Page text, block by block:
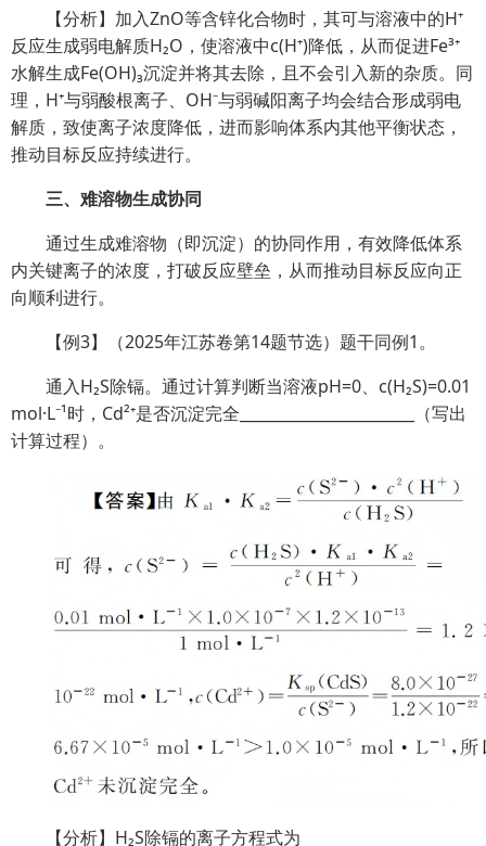
【分析】加入ZnO等含锌化合物时，其可与溶液中的H⁺
反应生成弱电解质H₂O，使溶液中c(H⁺)降低，从而促进Fe³⁺
水解生成Fe(OH)₃沉淀并将其去除，且不会引入新的杂质。同
理，H⁺与弱酸根离子、OH⁻与弱碱阳离子均会结合形成弱电
解质，致使离子浓度降低，进而影响体系内其他平衡状态，
推动目标反应持续进行。
三、难溶物生成协同
通过生成难溶物（即沉淀）的协同作用，有效降低体系
内关键离子的浓度，打破反应壁垒，从而推动目标反应向正
向顺利进行。
【例3】（2025年江苏卷第14题节选）题干同例1。
通入H₂S除镉。通过计算判断当溶液pH=0、c(H₂S)=0.01
mol·L⁻¹时，Cd²⁺是否沉淀完全_______________________（写出
计算过程）。
【分析】H₂S除镉的离子方程式为